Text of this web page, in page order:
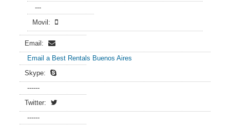
---
Movil:
Email:
Email a Best Rentals Buenos Aires
Skype:
------
Twitter:
------